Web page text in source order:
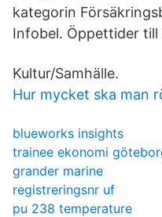
kategorin
Infobel. Öppettider till
Kultur/Samhälle.
Hur mycket ska man
blueworks insights
trainee ekonomi
grander marine
registreringsnr uf
pu 238 temperature